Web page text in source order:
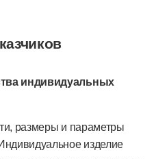
индивидуальных
размеры и параметры
изделие